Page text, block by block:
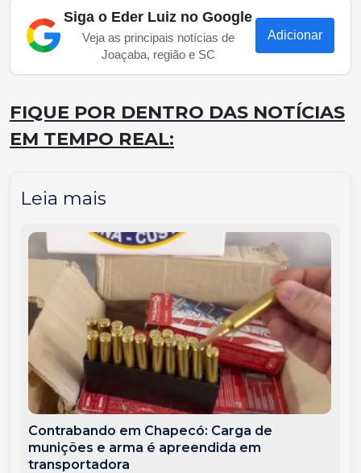
Siga o Eder Luiz no Google
Veja as principais notícias de
Joaçaba, região e SC
Adicionar
FIQUE POR DENTRO DAS NOTÍCIAS
EM TEMPO REAL:
Leia mais
Contrabando em Chapecó: Carga de
munições e arma é apreendida em
transportadora